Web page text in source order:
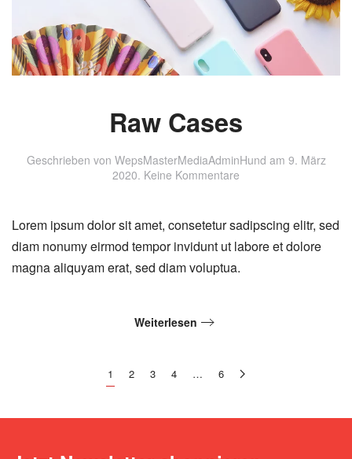
Raw Cases
Geschrieben von WepsMasterMediaAdminHund am 9. März
2020. Keine Kommentare
Lorem ipsum dolor sit amet, consetetur sadipscing elitr, sed
diam nonumy eirmod tempor invidunt ut labore et dolore
magna aliquyam erat, sed diam voluptua.
Weiterlesen
1 2 3 4 … 6